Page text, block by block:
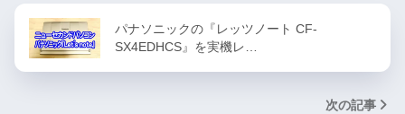
パナソニックの『レッツノート CF-
SX4EDHCS』を実機レ…
次の記事